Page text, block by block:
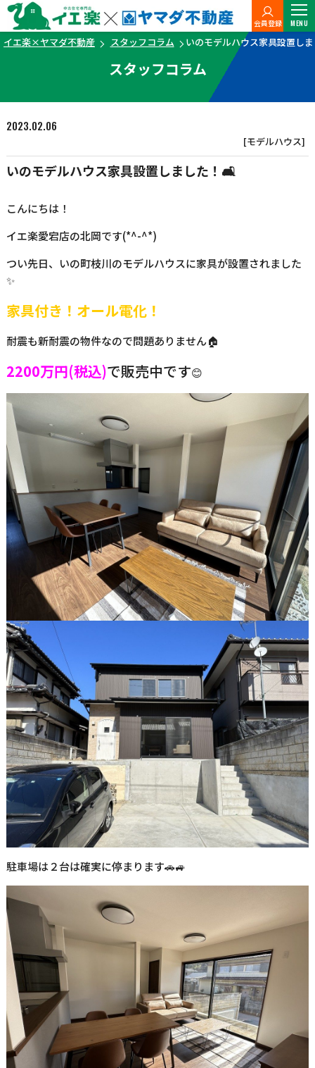
会員登録 MENU
イエ楽×ヤマダ不動産 スタッフコラム いのモデルハウス家具設置し
スタッフコラム
2023.02.06
[モデルハウス]
いのモデルハウス家具設置しました！🛋
こんにちは！
イエ楽愛宕店の北岡です(*^-^*)
つい先日、いの町枝川のモデルハウスに家具が設置されました
✨
家具付き！オール電化！
耐震も新耐震の物件なので問題ありません🏠
2200万円(税込)で販売中です😊
駐車場は２台は確実に停まります🚗🚙